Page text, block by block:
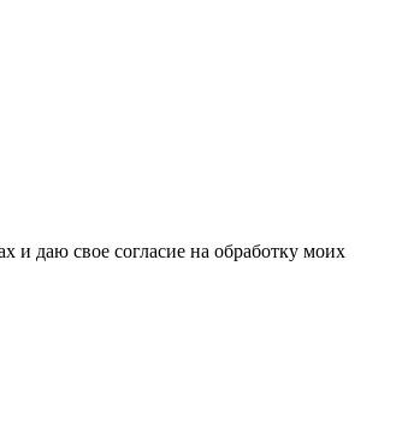
и даю свое согласие на обработку моих